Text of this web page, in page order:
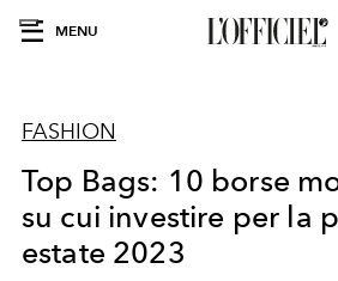
MENU
FASHION
Top Bags: 10 borse
su cui investire per la
estate 2023